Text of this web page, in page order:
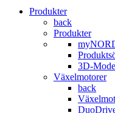
Produkter
back
Produkter
3D-
Växelmotorer
back